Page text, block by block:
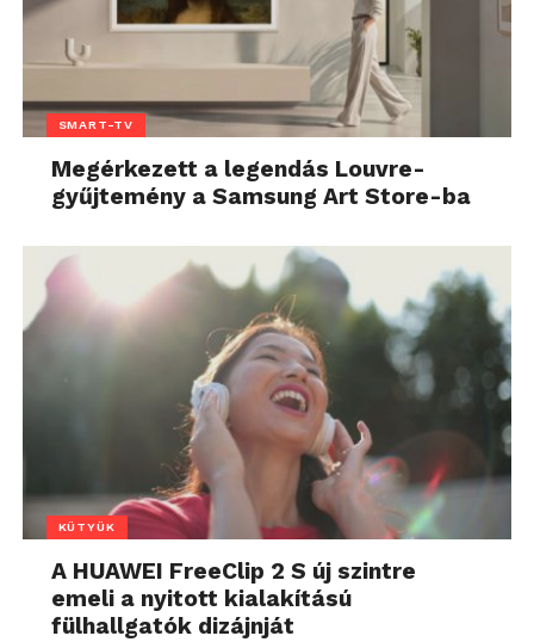
SMART-TV
Megérkezett a legendás Louvre-
gyűjtemény a Samsung Art Store-ba
KÜTYÜK
A HUAWEI FreeClip 2 S új szintre
emeli a nyitott kialakítású
fülhallgatók dizájnját